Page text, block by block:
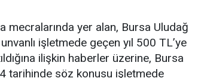
mecralarında yer alan, Bursa Uludağ
işletmede geçen yıl 500 TL’ye
ilişkin haberler üzerine, Bursa
tarihinde söz konusu işletmede